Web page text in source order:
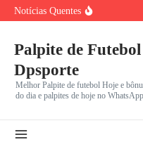
Ir para o conteúdo
Notícias Quentes
Herói da
Palpite de
Dpsporte
Melhor Palpite de futebol Hoje e
do dia e palpites de hoje no WhatsApp